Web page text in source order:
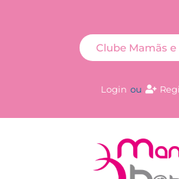
Login ou
Clube Mamãs e